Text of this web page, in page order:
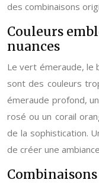
des combinaisons
Couleurs
nuances
Le vert émeraude, le
sont des couleurs
émeraude profond,
rosé ou un corail
de la sophistication.
de créer une